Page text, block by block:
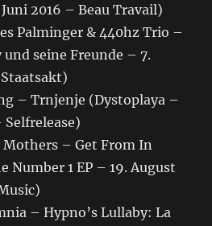
2016 – Beau Travail)
Palminger & 440hz Trio –
und seine Freunde – 7.
– Trnjenje (Dystoplaya –
Selfrelease)
Mothers – Get From In
Number 1 EP – 19. August
– Hypno’s Lullaby: La